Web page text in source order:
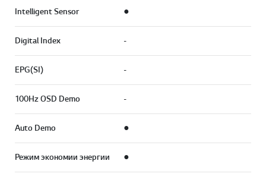
Intelligent Sensor ●
Digital Index -
EPG(SI) -
100Hz OSD Demo -
Auto Demo ●
Режим экономии энергии ●